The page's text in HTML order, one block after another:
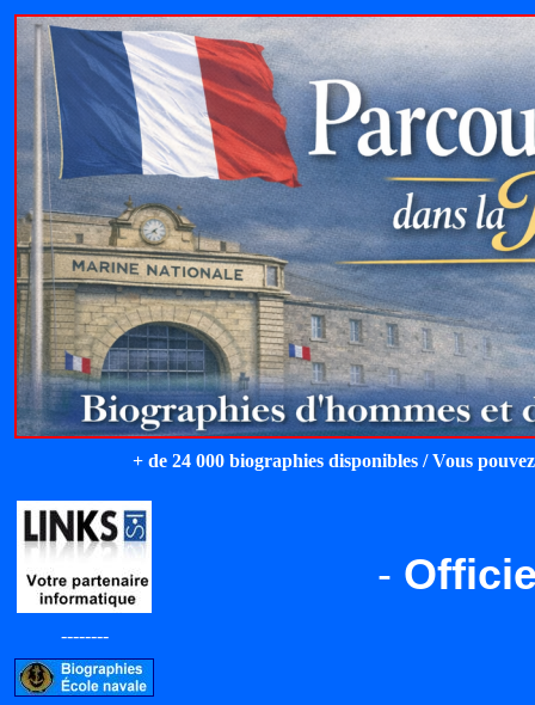
+ de 24 000 biographies disponibles / Vous
--------
-